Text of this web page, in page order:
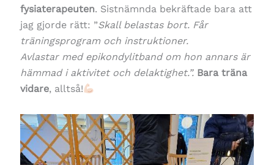
fysiaterapeuten. Sistnämnda bekräftade bara att
jag gjorde rätt: ”Skall belastas bort. Får
träningsprogram och instruktioner.
Avlastar med epikondylitband om hon annars är
hämmad i aktivitet och delaktighet.”. Bara träna
vidare, alltså!